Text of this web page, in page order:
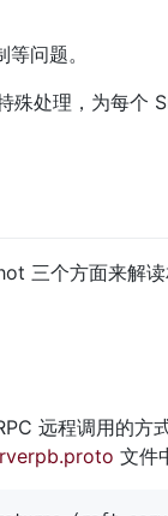
问题。
处理，为每个
三个方面来解
远程调用的方
文件